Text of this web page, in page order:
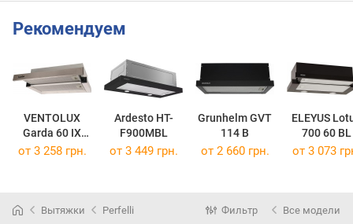
Рекомендуем
VENTOLUX
Garda 60 IX
700 LED
Ardesto HT-
F900MBL
Grunhelm GVT
114 B
ELEYUS
700 60 BL
от 3 258 грн. от 3 449 грн. от 2 660 грн. от 3 073
Вытяжки Perfelli Фильтр Все модели